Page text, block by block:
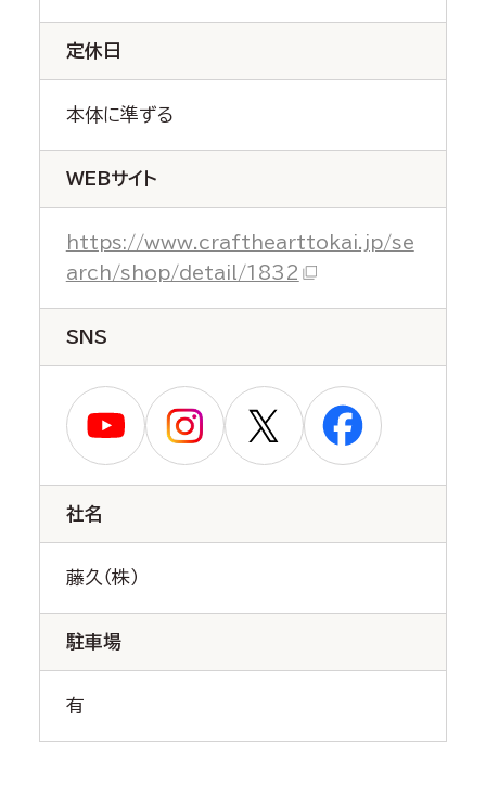
定休日
本体に準ずる
WEBサイト
https://www.crafthearttokai.jp/se
arch/shop/detail/1832
SNS
社名
藤久（株）
駐車場
有